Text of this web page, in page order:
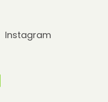
Instagram